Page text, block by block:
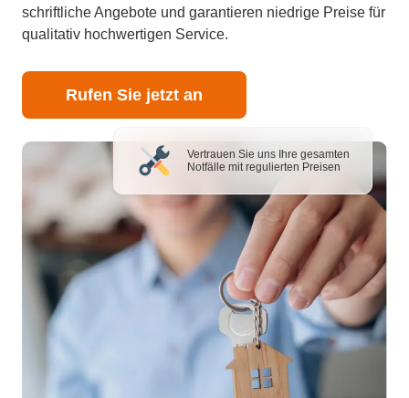
schriftliche Angebote und garantieren niedrige Preise für
qualitativ hochwertigen Service.
Rufen Sie jetzt an
Vertrauen Sie uns Ihre gesamten
Notfälle mit regulierten Preisen